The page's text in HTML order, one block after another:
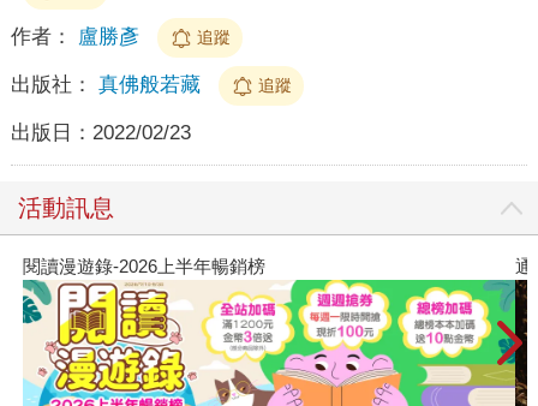
作者： 盧勝彥 追蹤
出版社： 真佛般若藏 追蹤
出版日： 2022/02/23
活動訊息
閱讀漫遊錄-2026上半年暢銷榜 通